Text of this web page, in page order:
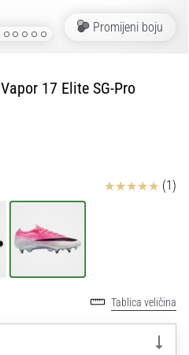
Promijeni boju
17 Elite SG-Pro
Ocjena proizvoda
(1)
Tablica veličina